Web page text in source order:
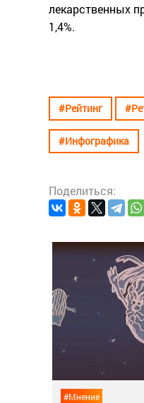
лекарственных
1,4%.
#Рейтинг
#Инфографика
Поделиться:
#Мнение